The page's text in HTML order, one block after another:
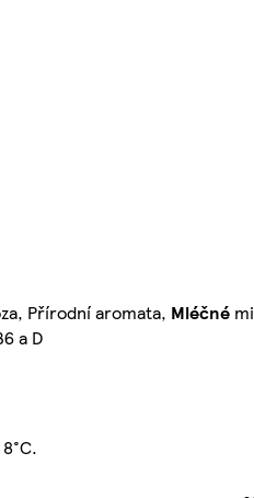
Přírodní aromata, Mléčné
a D